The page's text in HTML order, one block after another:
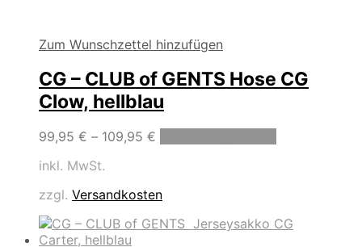
Zum Wunschzettel hinzufügen
CG – CLUB of GENTS Hose CG
Clow, hellblau
99,95 € – 109,95 €
auf.
Die
inkl. MwSt.
zzgl. Versandkosten